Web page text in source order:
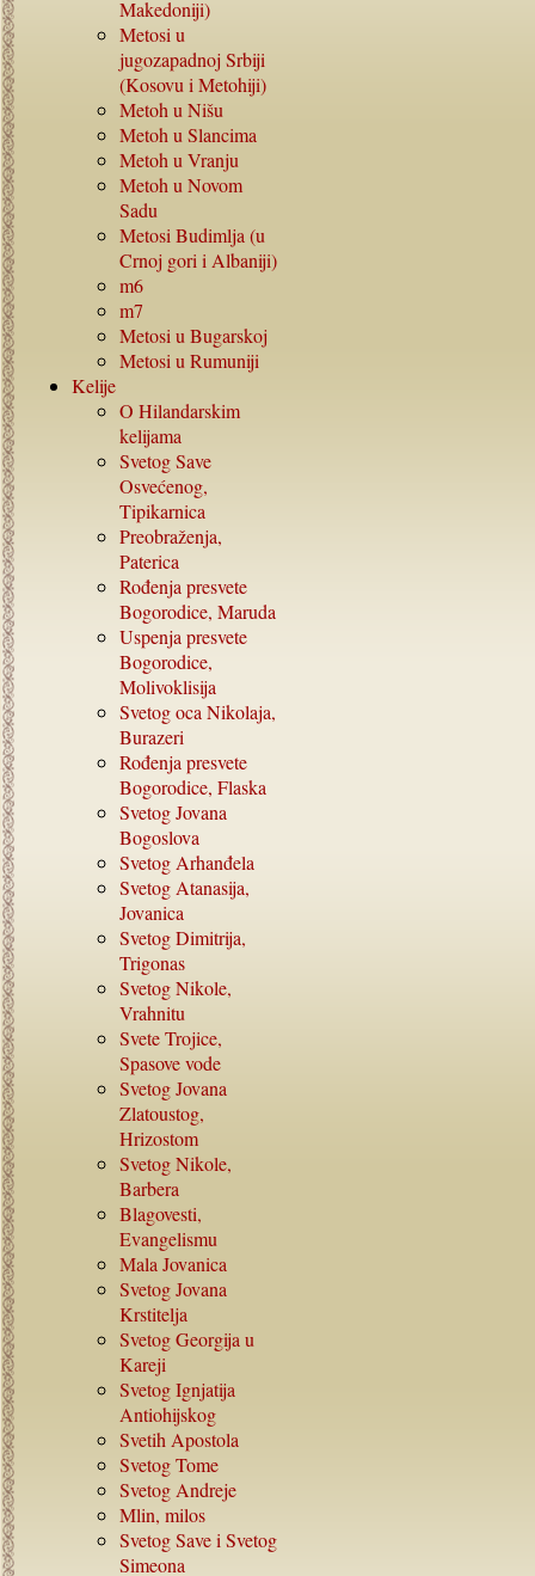
Makedoniji)
Metosi u
jugozapadnoj Srbiji
(Kosovu i Metohiji)
Metoh u Nišu
Metoh u Slancima
Metoh u Vranju
Metoh u Novom
Sadu
Metosi Budimlja (u
Crnoj gori i Albaniji)
m6
m7
Metosi u Bugarskoj
Metosi u Rumuniji
Kelije
O Hilandarskim
kelijama
Svetog Save
Osvećenog,
Tipikarnica
Preobraženja,
Paterica
Rođenja presvete
Bogorodice, Maruda
Uspenja presvete
Bogorodice,
Molivoklisija
Svetog oca Nikolaja,
Burazeri
Rođenja presvete
Bogorodice, Flaska
Svetog Jovana
Bogoslova
Svetog Arhanđela
Svetog Atanasija,
Jovanica
Svetog Dimitrija,
Trigonas
Svetog Nikole,
Vrahnitu
Svete Trojice,
Spasove vode
Svetog Jovana
Zlatoustog,
Hrizostom
Svetog Nikole,
Barbera
Blagovesti,
Evangelismu
Mala Jovanica
Svetog Jovana
Krstitelja
Svetog Georgija u
Kareji
Svetog Ignjatija
Antiohijskog
Svetih Apostola
Svetog Tome
Svetog Andreje
Mlin, milos
Svetog Save i Svetog
Simeona